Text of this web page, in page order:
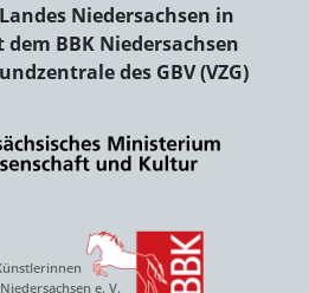
Niedersachsen in
BBK Niedersachsen
des GBV (VZG)
e. V.